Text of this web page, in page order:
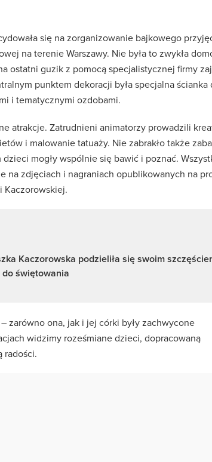
się na zorganizowanie bajkowego
na terenie Warszawy. Nie była to zwykła
ostatni guzik z pomocą specjalistycznej firmy
punktem dekoracji była specjalna ścianka
i tematycznymi ozdobami.
atrakcje. Zatrudnieni animatorzy prowadzili
i malowanie tatuaży. Nie zabrakło także
mogły wspólnie się bawić i poznać.
na zdjęciach i nagraniach opublikowanych na
Kaczorowskiej.
Kaczorowska podzieliła się swoim
do świętowania
zarówno ona, jak i jej córki były zachwycone
widzimy roześmiane dzieci, dopracowaną
radości.